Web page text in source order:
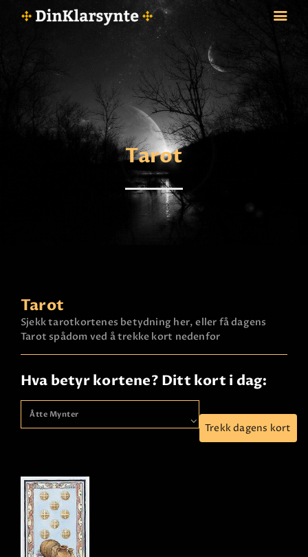
FORSIDE
ASTROLOGI
STJERNETEGN
TAROTKORT
KLARSYNTE
Tarot
Tarot
Sjekk tarotkortenes betydning her, eller få dagens
Tarot spådom ved å trekke kort nedenfor
Hva betyr kortene? Ditt kort i dag:
Trekk dagens kort